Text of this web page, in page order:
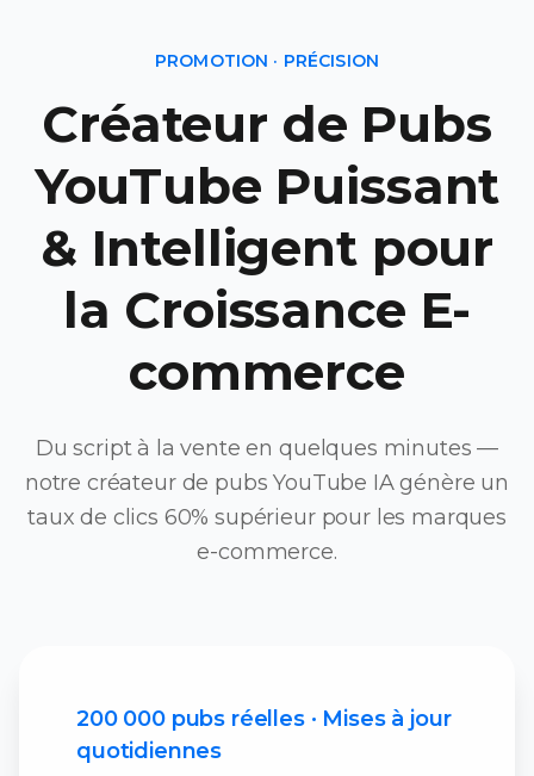
PROMOTION · PRÉCISION
Créateur de Pubs
YouTube Puissant
& Intelligent pour
la Croissance E-
commerce
Du script à la vente en quelques minutes —
notre créateur de pubs YouTube IA génère un
taux de clics 60% supérieur pour les marques
e-commerce.
200 000 pubs réelles · Mises à jour
quotidiennes